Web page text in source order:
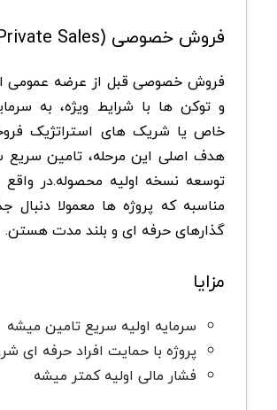
فروش خصوصی (Private Sales)
فروش خصوصی قبل از عرضه عمومی
و توکن ها با شرایط ویژه، به
خاص یا شریک های استراتژیک
هدف اصلی این مرحله، تامین سریع
توسعه نسخه اولیه محصوله.در واقع
مناسبه که پروژه ها معمولا دنبال
گذارهای حرفه ای و بلند مدت هستن.
مزایا
سرمایه اولیه سریع تامین میشه
پروژه با حمایت افراد حرفه ای
فشار مالی اولیه کمتر میشه